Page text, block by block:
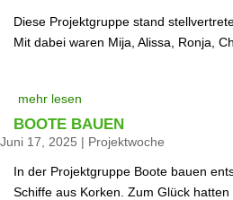
Diese Projektgruppe stand
Mit dabei waren Mija, Alissa, Ronja,
mehr lesen
BOOTE BAUEN
Juni 17, 2025 | Projektwoche
In der Projektgruppe Boote bauen
Schiffe aus Korken. Zum Glück hatten